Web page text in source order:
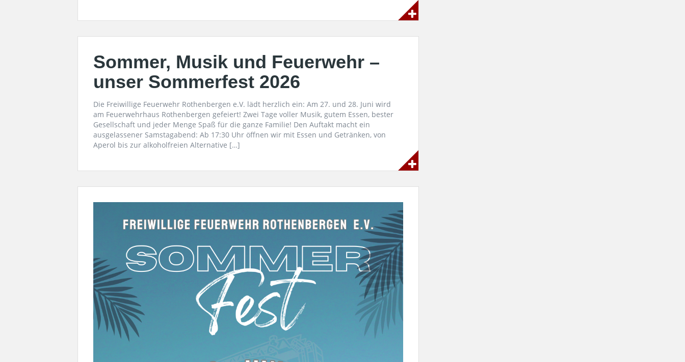
Sommer, Musik und Feuerwehr –
unser Sommerfest 2026
Die Freiwillige Feuerwehr Rothenbergen e.V. lädt herzlich ein: Am 27. und 28. Juni wird
am Feuerwehrhaus Rothenbergen gefeiert! Zwei Tage voller Musik, gutem Essen, bester
Gesellschaft und jeder Menge Spaß für die ganze Familie! Den Auftakt macht ein
ausgelassener Samstagabend: Ab 17:30 Uhr öffnen wir mit Essen und Getränken, von
Aperol bis zur alkoholfreien Alternative […]